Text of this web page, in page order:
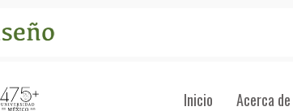
Inicio Acerca de